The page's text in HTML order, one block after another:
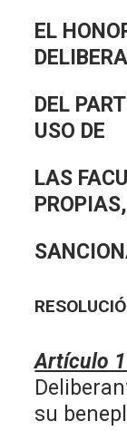
EL
DEL
USO DE
LAS
PROPIAS,
Artículo
su